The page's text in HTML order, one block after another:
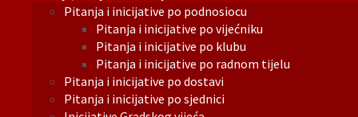
Pitanja i inicijative po podnosiocu
Pitanja i inicijative po vijećniku
Pitanja i inicijative po klubu
Pitanja i inicijative po radnom tijelu
Pitanja i inicijative po dostavi
Pitanja i inicijative po sjednici